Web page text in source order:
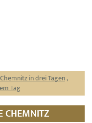
Chemnitz in drei Tagen,
Tag
CHEMNITZ